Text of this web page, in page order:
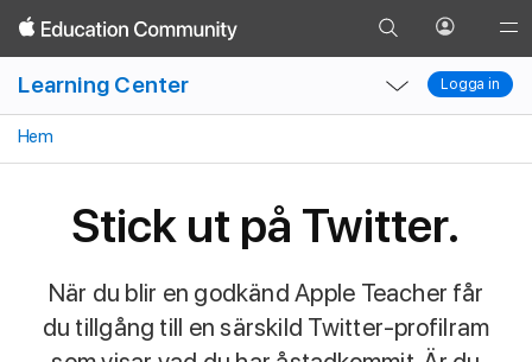
Gå
till
söksidan
Öppna
tillbaka
Logga in
Learning Center
Local
Nav
Menu
Local
Nav
Menu
Logga in
Hem
Stick ut på Twitter.
När du blir en godkänd Apple Teacher får
du tillgång till en särskild Twitter-profilram